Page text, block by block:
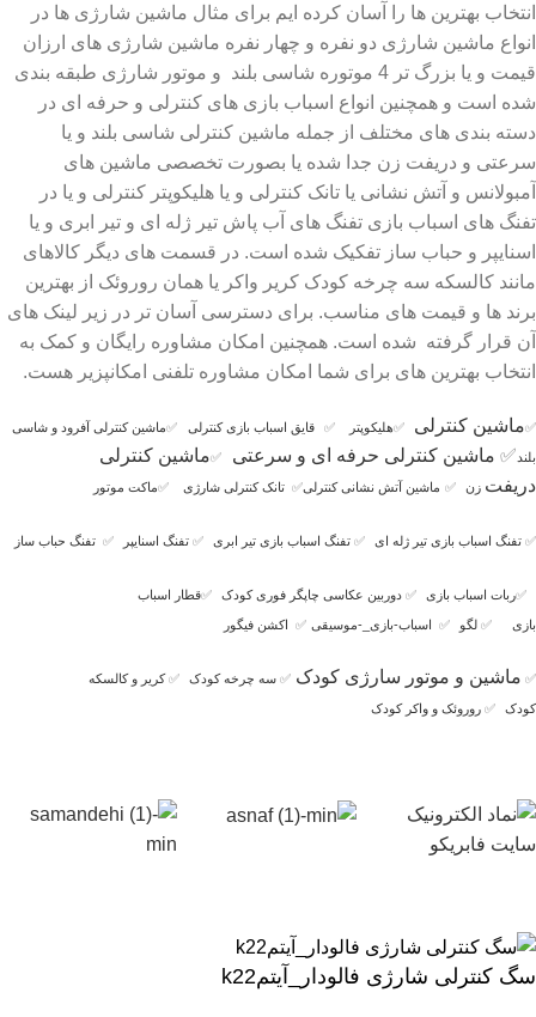
انتخاب بهترین ها را آسان کرده ایم برای مثال ماشین شارژی ها در
انواع ماشین شارژی دو نفره و چهار نفره ماشین شارژی های ارزان
قیمت و یا بزرگ تر 4 موتوره شاسی بلند و موتور شارژی طبقه بندی
شده است و همچنین انواع اسباب بازی های کنترلی و حرفه ای در
دسته بندی های مختلف از جمله ماشین کنترلی شاسی بلند و یا
سرعتی و دریفت زن جدا شده یا بصورت تخصصی ماشین های
آمبولانس و آتش نشانی یا تانک کنترلی و یا هلیکوپتر کنترلی و یا در
تفنگ های اسباب بازی تفنگ های آب پاش تیر ژله ای و تیر ابری و یا
اسنایپر و حباب ساز تفکیک شده است. در قسمت های دیگر کالاهای
مانند کالسکه سه چرخه کودک کریر واکر یا همان روروئک از بهترین
برند ها و قیمت های مناسب. برای دسترسی آسان تر در زیر لینک های
آن قرار گرفته شده است. همچنین امکان مشاوره رایگان و کمک به
انتخاب بهترین های برای شما امکان مشاوره تلفنی امکانپزیر هست.
✅ماشین کنترلی ✅هلیکوپتر ✅ قایق اسباب بازی کنترلی ✅ماشین کنترلی آفرود و شاسی
بلند ✅ ماشین کنترلی حرفه ای و سرعتی ✅ماشین کنترلی
دریفت زن ✅ ماشین آتش نشانی کنترلی✅ تانک کنترلی شارژی ✅ماکت موتور
✅ تفنگ اسباب بازی تیر ژله ای ✅ تفنگ اسباب بازی تیر ابری ✅ تفنگ اسنایپر ✅ تفنگ حباب ساز
✅ربات اسباب بازی ✅ دوربین عکاسی چاپگر فوری کودک ✅قطار اسباب
بازی ✅ لگو ✅ اسباب-بازی_-موسیقی ✅ اکشن فیگور
✅ ماشین و موتور سارژی کودک ✅ سه چرخه کودک ✅کریر و کالسکه
کودک ✅ روروئک و واکر کودک
سگ کنترلی شارژی فالودار_آیتمk22